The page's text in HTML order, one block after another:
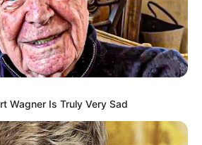
Wagner Is Truly Very Sad